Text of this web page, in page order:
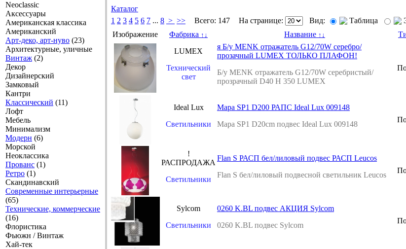
Neoclassic
Аксессуары
Американская классика
Американский
Арт-деко, арт-нуво (23)
Архитектурные, уличные
Винтаж (2)
Декор
Дизайнерский
Замковый
Кантри
Классический (11)
Лофт
Мебель
Минимализм
Модерн (6)
Морской
Неоклассика
Прованс (1)
Ретро (1)
Скандинавский
Современные интерьерные
(65)
Технические, коммерческие
(16)
Флористика
Фьюжн / Винтаж
Хай-тек
Каталог
1 2 3 4 5 6 7 ... 8 > >> Всего: 147 На странице: Вид: Таблица
Изображение
Фабрика ↑ ↓ Название ↑ ↓
LUMEX
Технический
свет
я Б/у MENK отражатель G12/70W серебро/
прозачный LUMEX ТОЛЬКО ПЛАФОН!
Б/у MENK отражатель G12/70W серебристый/
прозрачный D40 H 350 LUMEX
Ideal Lux
Светильники
Mapa SP1 D200 РАПС Ideal Lux 009148
Mapa SP1 D20cm подвес Ideal Lux 009148
!
РАСПРОДАЖА
Светильники
Flan S РАСП бел/лиловый подвес РАСП Leucos
Flan S бел/лиловый подвесной светильник Leucos
Sylcom
Светильники
0260 K.BL подвес АКЦИЯ Sylcom
0260 K.BL подвес Sylcom